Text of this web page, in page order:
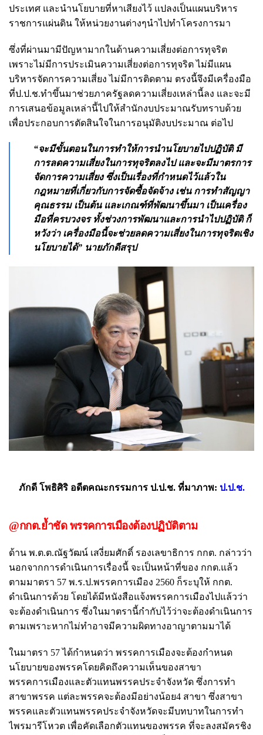
ประเทศ และนำนโยบายที่หาเสียงไว้ แปลงเป็นแผนบริหาร
ราชการแผ่นดิน ให้หน่วยงานต่างๆนำไปทำโครงการมา
ซึ่งที่ผ่านมามีปัญหามากในด้านความเสี่ยงต่อการทุจริต
เพราะไม่มีการประเมินความเสี่ยงต่อการทุจริต ไม่มีแผน
บริหารจัดการความเสี่ยง ไม่มีการติดตาม ตรงนี้จึงมีเครื่องมือ
ที่ป.ป.ช.ทำขึ้นมาช่วยภาครัฐลดความเสี่ยงเหล่านี้ลง และจะมี
การเสนอข้อมูลเหล่านี้ไปให้สำนักงบประมาณรับทราบด้วย
เพื่อประกอบการตัดสินใจในการอนุมัติงบประมาณ ต่อไป
“จะมีขั้นตอนในการทำให้การนำนโยบายไปปฏิบัติ มี
การลดความเสี่ยงในการทุจริตลงไป และจะมีมาตรการ
จัดการความเสี่ยง ซึ่งเป็นเรื่องที่กำหนดไว้แล้วใน
กฎหมายที่เกี่ยวกับการจัดซื้อจัดจ้าง เช่น การทำสัญญา
คุณธรรม เป็นต้น และเกณฑ์ที่พัฒนาขึ้นมา เป็นเครื่อง
มือที่ครบวงจร ทั้งช่วงการพัฒนาและการนำไปปฏิบัติ ก็
หวังว่า เครื่องมือนี้จะช่วยลดความเสี่ยงในการทุจริตเชิง
นโยบายได้” นายภักดีสรุป
ภักดี โพธิศิริ อดีตคณะกรรมการ ป.ป.ช. ที่มาภาพ: ป.ป.ช.
@กกต.ย้ำชัด พรรคการเมืองต้องปฏิบัติตาม
ด้าน พ.ต.ต.ณัฐวัฒน์ เสงี่ยมศักดิ์ รองเลขาธิการ กกต. กล่าวว่า
นอกจากการดำเนินการเรื่องนี้ จะเป็นหน้าที่ของ กกต.แล้ว
ตามมาตรา 57 พ.ร.ป.พรรคการเมือง 2560 ก็ระบุให้ กกต.
ดำเนินการด้วย โดยได้มีหนังสือแจ้งพรรคการเมืองไปแล้วว่า
จะต้องดำเนินการ ซึ่งในมาตรานี้กำกับไว้ว่าจะต้องดำเนินการ
ตามเพราะหากไม่ทำอาจมีความผิดทางอาญาตามมาได้
ในมาตรา 57 ได้กำหนดว่า พรรคการเมืองจะต้องกำหนด
นโยบายของพรรคโดยคิดถึงความเห็นของสาขา
พรรคการเมืองและตัวแทนพรรคประจำจังหวัด ซึ่งการทำ
สาขาพรรค แต่ละพรรคจะต้องมีอย่างน้อย4 สาขา ซึ่งสาขา
พรรคและตัวแทนพรรคประจำจังหวัดจะมีบทบาทในการทำ
ไพรมารีโหวต เพื่อคัดเลือกตัวแทนของพรรค ที่จะลงสมัครชิง